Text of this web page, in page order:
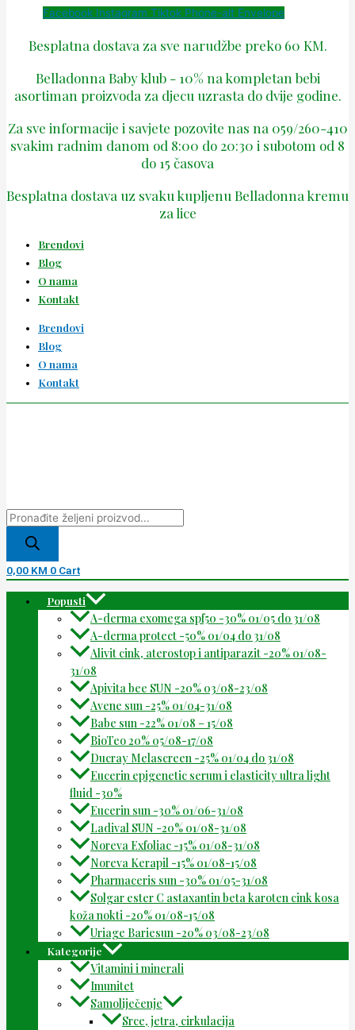
Facebook Instagram Tiktok Phone-alt Envelope
Besplatna dostava za sve narudžbe preko 60 KM.
Belladonna Baby klub - 10% na kompletan bebi
asortiman proizvoda za djecu uzrasta do dvije godine.
Za sve informacije i savjete pozovite nas na 059/260-410
svakim radnim danom od 8:00 do 20:30 i subotom od 8
do 15 časova
Besplatna dostava uz svaku kupljenu Belladonna kremu
za lice
Brendovi
Blog
O nama
Kontakt
Brendovi
Blog
O nama
Kontakt
0,00 KM 0 Cart
Popusti
A-derma exomega spf50 -30% 01/05 do 31/08
A-derma protect -50% 01/04 do 31/08
Alivit cink, aterostop i antiparazit -20% 01/08-
31/08
Apivita bee SUN -20% 03/08-23/08
Avene sun -25% 01/04-31/08
Babe sun -22% 01/08 – 15/08
BioTeo 20% 05/08-17/08
Ducray Melascreen -25% 01/04 do 31/08
Eucerin epigenetic serum i elasticity ultra light
fluid -30%
Eucerin sun -30% 01/06-31/08
Ladival SUN -20% 01/08-31/08
Noreva Exfoliac -15% 01/08-31/08
Noreva Kerapil -15% 01/08-15/08
Pharmaceris sun -30% 01/05-31/08
Solgar ester C astaxantin beta karoten cink kosa
koža nokti -20% 01/08-15/08
Uriage Bariesun -20% 03/08-23/08
Kategorije
Vitamini i minerali
Imunitet
Samoliječenje
Srce, jetra, cirkulacija